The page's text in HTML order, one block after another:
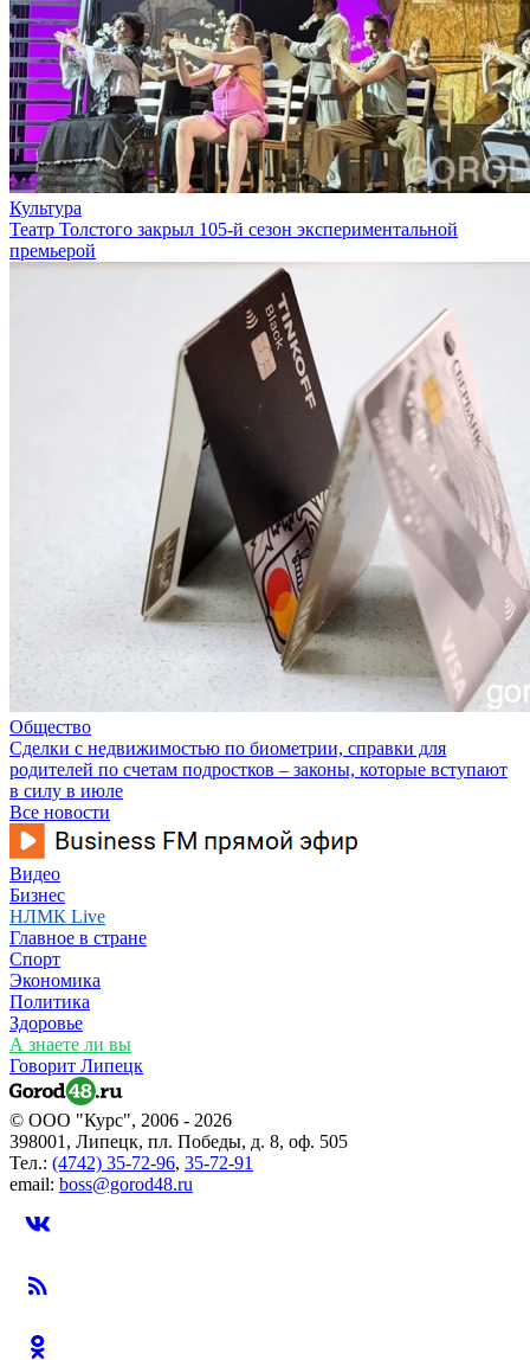
Культура
Театр Толстого закрыл 105-й сезон экспериментальной
премьерой
Общество
Сделки с недвижимостью по биометрии, справки для
родителей по счетам подростков – законы, которые вступают
в силу в июле
Все новости
Видео
Бизнес
НЛМК Live
Главное в стране
Спорт
Экономика
Политика
Здоровье
А знаете ли вы
Говорит Липецк
© ООО "Курс", 2006 - 2026
398001, Липецк, пл. Победы, д. 8, оф. 505
Тел.: (4742) 35-72-96, 35-72-91
email: boss@gorod48.ru